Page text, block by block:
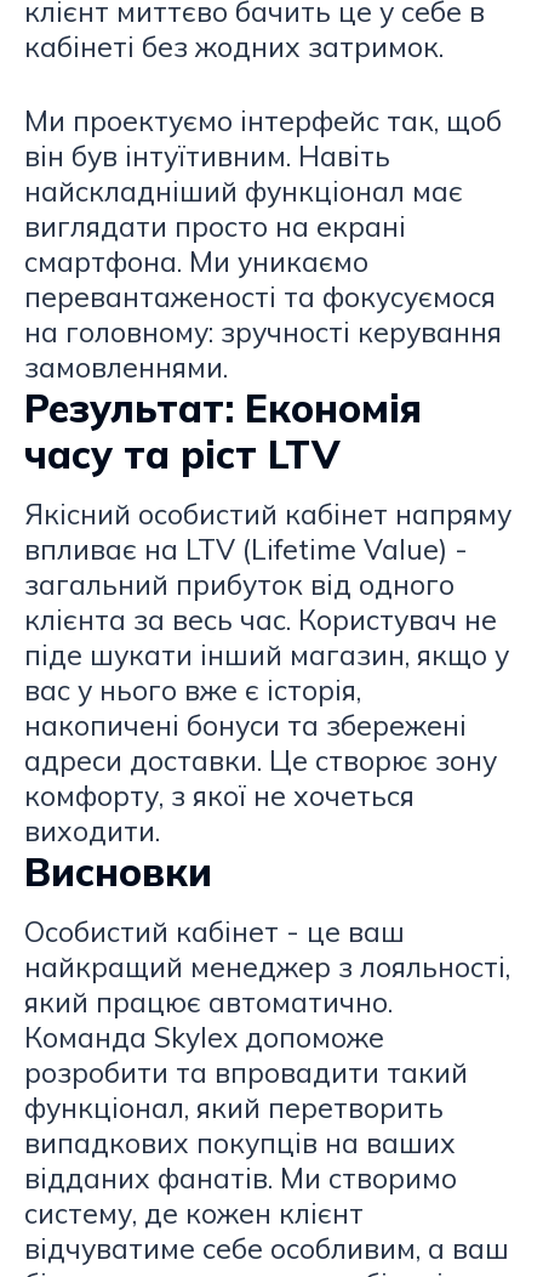
клієнт миттєво бачить це у себе в
кабінеті без жодних затримок.
Ми проектуємо інтерфейс так, щоб
він був інтуїтивним. Навіть
найскладніший функціонал має
виглядати просто на екрані
смартфона. Ми уникаємо
перевантаженості та фокусуємося
на головному: зручності керування
замовленнями.
Результат: Економія
часу та ріст LTV
Якісний особистий кабінет напряму
впливає на LTV (Lifetime Value) -
загальний прибуток від одного
клієнта за весь час. Користувач не
піде шукати інший магазин, якщо у
вас у нього вже є історія,
накопичені бонуси та збережені
адреси доставки. Це створює зону
комфорту, з якої не хочеться
виходити.
Висновки
Особистий кабінет - це ваш
найкращий менеджер з лояльності,
який працює автоматично.
Команда Skylex допоможе
розробити та впровадити такий
функціонал, який перетворить
випадкових покупців на ваших
відданих фанатів. Ми створимо
систему, де кожен клієнт
відчуватиме себе особливим, а ваш